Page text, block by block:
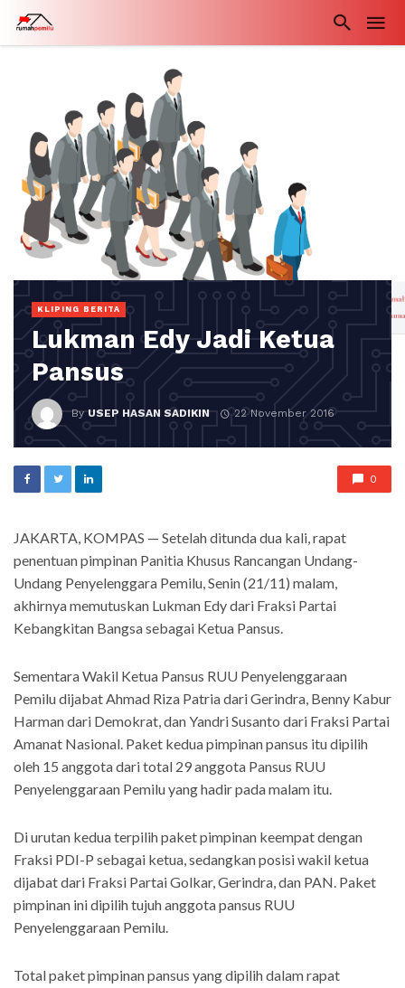
KLIPING BERITA
Lukman Edy Jadi Ketua
Pansus
ByUSEP HASAN SADIKIN 22 November 2016
0
JAKARTA, KOMPAS — Setelah ditunda dua kali, rapat
penentuan pimpinan Panitia Khusus Rancangan Undang-
Undang Penyelenggara Pemilu, Senin (21/11) malam,
akhirnya memutuskan Lukman Edy dari Fraksi Partai
Kebangkitan Bangsa sebagai Ketua Pansus.
Sementara Wakil Ketua Pansus RUU Penyelenggaraan
Pemilu dijabat Ahmad Riza Patria dari Gerindra, Benny Kabur
Harman dari Demokrat, dan Yandri Susanto dari Fraksi Partai
Amanat Nasional. Paket kedua pimpinan pansus itu dipilih
oleh 15 anggota dari total 29 anggota Pansus RUU
Penyelenggaraan Pemilu yang hadir pada malam itu.
Di urutan kedua terpilih paket pimpinan keempat dengan
Fraksi PDI-P sebagai ketua, sedangkan posisi wakil ketua
dijabat dari Fraksi Partai Golkar, Gerindra, dan PAN. Paket
pimpinan ini dipilih tujuh anggota pansus RUU
Penyelenggaraan Pemilu.
Total paket pimpinan pansus yang dipilih dalam rapat